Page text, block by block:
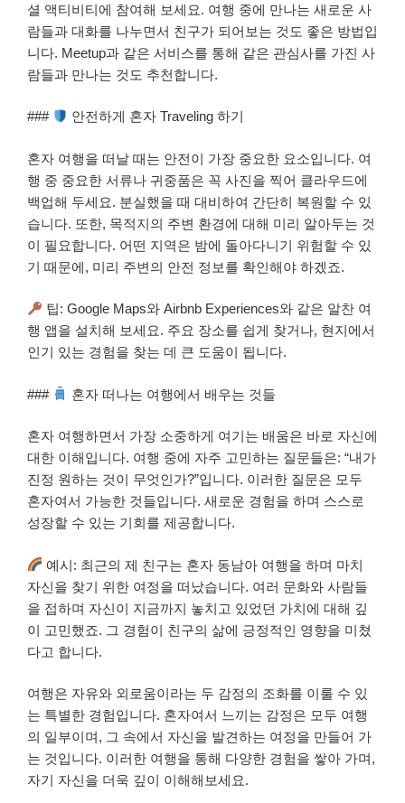
셜 액티비티에 참여해 보세요. 여행 중에 만나는 새로운 사
람들과 대화를 나누면서 친구가 되어보는 것도 좋은 방법입
니다. Meetup과 같은 서비스를 통해 같은 관심사를 가진 사
람들과 만나는 것도 추천합니다.
### 안전하게 혼자 Traveling 하기
혼자 여행을 떠날 때는 안전이 가장 중요한 요소입니다. 여
행 중 중요한 서류나 귀중품은 꼭 사진을 찍어 클라우드에
백업해 두세요. 분실했을 때 대비하여 간단히 복원할 수 있
습니다. 또한, 목적지의 주변 환경에 대해 미리 알아두는 것
이 필요합니다. 어떤 지역은 밤에 돌아다니기 위험할 수 있
기 때문에, 미리 주변의 안전 정보를 확인해야 하겠죠.
팁: Google Maps와 Airbnb Experiences와 같은 알찬 여
행 앱을 설치해 보세요. 주요 장소를 쉽게 찾거나, 현지에서
인기 있는 경험을 찾는 데 큰 도움이 됩니다.
### 혼자 떠나는 여행에서 배우는 것들
혼자 여행하면서 가장 소중하게 여기는 배움은 바로 자신에
대한 이해입니다. 여행 중에 자주 고민하는 질문들은: “내가
진정 원하는 것이 무엇인가?”입니다. 이러한 질문은 모두
혼자여서 가능한 것들입니다. 새로운 경험을 하며 스스로
성장할 수 있는 기회를 제공합니다.
예시: 최근의 제 친구는 혼자 동남아 여행을 하며 마치
자신을 찾기 위한 여정을 떠났습니다. 여러 문화와 사람들
을 접하며 자신이 지금까지 놓치고 있었던 가치에 대해 깊
이 고민했죠. 그 경험이 친구의 삶에 긍정적인 영향을 미쳤
다고 합니다.
여행은 자유와 외로움이라는 두 감정의 조화를 이룰 수 있
는 특별한 경험입니다. 혼자여서 느끼는 감정은 모두 여행
의 일부이며, 그 속에서 자신을 발견하는 여정을 만들어 가
는 것입니다. 이러한 여행을 통해 다양한 경험을 쌓아 가며,
자기 자신을 더욱 깊이 이해해보세요.